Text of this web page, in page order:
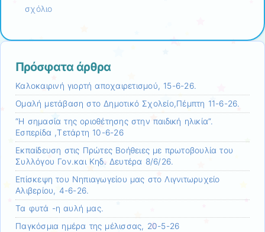
σχόλιο
Πρόσφατα άρθρα
Καλοκαιρινή γιορτή αποχαιρετισμού, 15-6-26.
Ομαλή μετάβαση στο Δημοτικό Σχολείο,Πέμπτη 11-6-26.
“Η σημασία της οριοθέτησης στην παιδική ηλικία”.
Εσπερίδα ,Τετάρτη 10-6-26
Εκπαίδευση στις Πρώτες Βοήθειες με πρωτοβουλία του
Συλλόγου Γον.και Κηδ. Δευτέρα 8/6/26.
Επίσκεψη τoυ Νηπιαγωγείου μας στο Λιγνιτωρυχείο
Αλιβερίου, 4-6-26.
Τα φυτά -η αυλή μας.
Παγκόσμια ημέρα της μέλισσας, 20-5-26